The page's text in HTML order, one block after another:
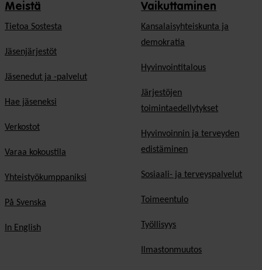
Meistä
Tietoa Sostesta
Jäsenjärjestöt
Jäsenedut ja -palvelut
Hae jäseneksi
Verkostot
Varaa kokoustila
Yhteistyökumppaniksi
På Svenska
In English
Vaikuttaminen
Kansalaisyhteiskunta ja
demokratia
Hyvinvointitalous
Järjestöjen
toimintaedellytykset
Hyvinvoinnin ja terveyden
edistäminen
Sosiaali- ja terveyspalvelut
Toimeentulo
Työllisyys
Ilmastonmuutos